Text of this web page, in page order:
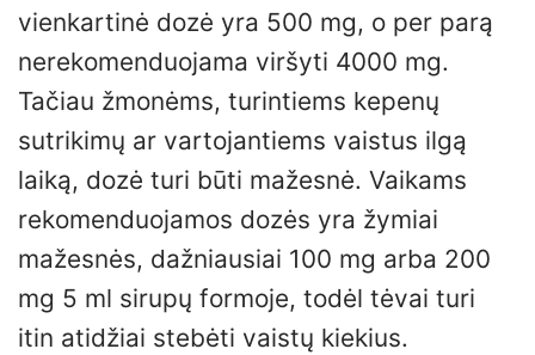
vienkartinė dozė yra 500 mg, o per parą
nerekomenduojama viršyti 4000 mg.
Tačiau žmonėms, turintiems kepenų
sutrikimų ar vartojantiems vaistus ilgą
laiką, dozė turi būti mažesnė. Vaikams
rekomenduojamos dozės yra žymiai
mažesnės, dažniausiai 100 mg arba 200
mg 5 ml sirupų formoje, todėl tėvai turi
itin atidžiai stebėti vaistų kiekius.